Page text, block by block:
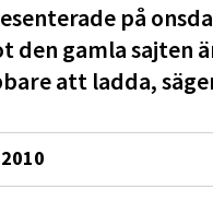
på
den gamla sajten
att ladda,